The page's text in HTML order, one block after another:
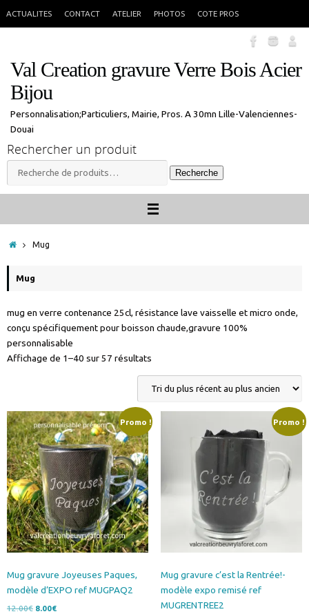
seront traitées à mon retour.
ACTUALITES CONTACT ATELIER PHOTOS COTE PROS
Val Creation gravure Verre Bois Acier
Bijou
Personnalisation;Particuliers, Mairie, Pros. A 30mn Lille-Valenciennes-
Douai
Rechercher un produit
Recherche
pour :
Recherche
Accueil
Mug
Mug
mug en verre contenance 25cl, résistance lave vaisselle et micro onde,
conçu spécifiquement pour boisson chaude,gravure 100%
personnalisable
Affichage de 1–40 sur 57 résultats
plus
au
Promo !
Mug gravure Joyeuses Paques,
modèle d’EXPO ref MUGPAQ2
12.00€ Le
8.00€Le
Promo !
Mug gravure c’est la Rentrée!-
modèle expo remisé ref
MUGRENTREE2